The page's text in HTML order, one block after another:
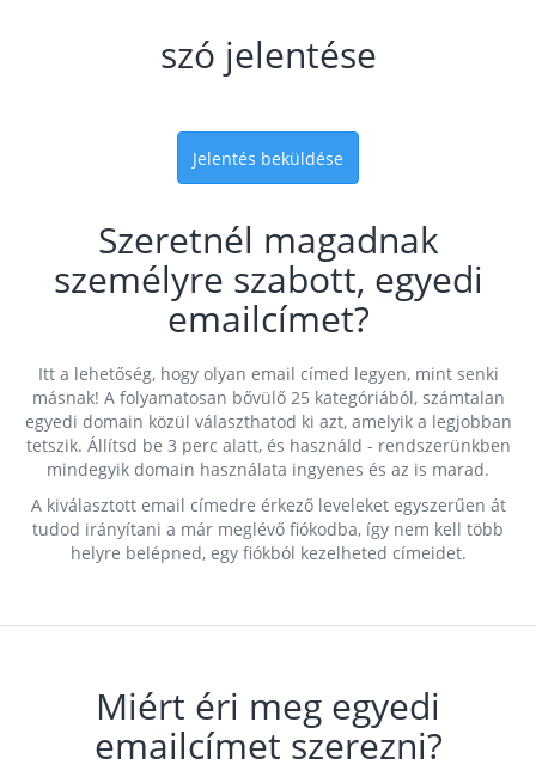
szó jelentése
Jelentés beküldése
Szeretnél magadnak
személyre szabott, egyedi
emailcímet?
Itt a lehetőség, hogy olyan email címed legyen, mint senki
másnak! A folyamatosan bővülő 25 kategóriából, számtalan
egyedi domain közül választhatod ki azt, amelyik a legjobban
tetszik. Állítsd be 3 perc alatt, és használd - rendszerünkben
mindegyik domain használata ingyenes és az is marad.
A kiválasztott email címedre érkező leveleket egyszerűen át
tudod irányítani a már meglévő fiókodba, így nem kell több
helyre belépned, egy fiókból kezelheted címeidet.
Miért éri meg egyedi
emailcímet szerezni?